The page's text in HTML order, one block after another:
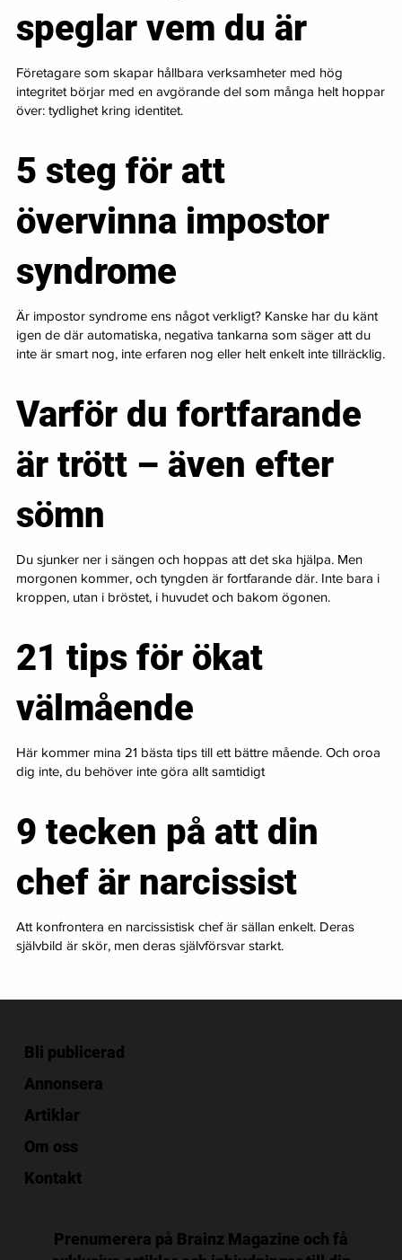
speglar vem du är
Företagare som skapar hållbara verksamheter med hög
integritet börjar med en avgörande del som många helt hoppar
över: tydlighet kring identitet.
5 steg för att
övervinna impostor
syndrome
Är impostor syndrome ens något verkligt? Kanske har du känt
igen de där automatiska, negativa tankarna som säger att du
inte är smart nog, inte erfaren nog eller helt enkelt inte tillräcklig.
Varför du fortfarande
är trött – även efter
sömn
Du sjunker ner i sängen och hoppas att det ska hjälpa. Men
morgonen kommer, och tyngden är fortfarande där. Inte bara i
kroppen, utan i bröstet, i huvudet och bakom ögonen.
21 tips för ökat
välmående
Här kommer mina 21 bästa tips till ett bättre mående. Och oroa
dig inte, du behöver inte göra allt samtidigt
9 tecken på att din
chef är narcissist
Att konfrontera en narcissistisk chef är sällan enkelt. Deras
självbild är skör, men deras självförsvar starkt.
Bli publicerad
Annonsera
Artiklar
Om oss
Kontakt
Prenumerera på Brainz Magazine och få